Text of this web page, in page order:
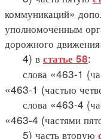
коммуникаций»
уполномоченным
дорожного
4) в статье 58:
слова «463-1
«463-1 (частью
слова «463-4
«463-4 (частями
5) часть вторую